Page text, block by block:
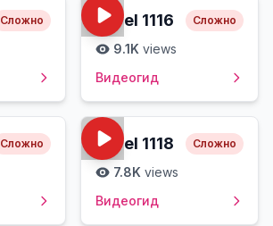
Сложно Level 1116 Сложно
9.1K views
Видеогид
Сложно Level 1118 Сложно
7.8K views
Видеогид